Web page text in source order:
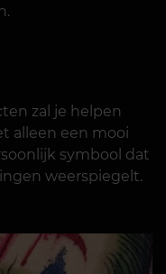
zal je helpen
alleen een mooi
symbool dat
weerspiegelt.